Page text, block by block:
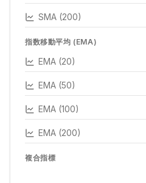
SMA (200)
指数移動平均 (EMA)
EMA (20)
EMA (50)
EMA (100)
EMA (200)
複合指標